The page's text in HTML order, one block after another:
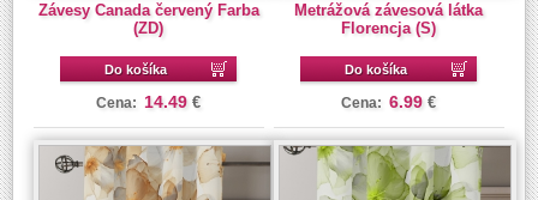
Závesy Canada červený Farba
(ZD)
Do košíka
Cena: 14.49 €
Metrážová závesová látka
Florencja (S)
Do košíka
Cena: 6.99 €